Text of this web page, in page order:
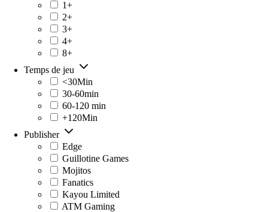
1+
2+
3+
4+
8+
Temps de jeu
<30Min
30-60min
60-120 min
+120Min
Publisher
Edge
Guillotine Games
Mojitos
Fanatics
Kayou Limited
ATM Gaming